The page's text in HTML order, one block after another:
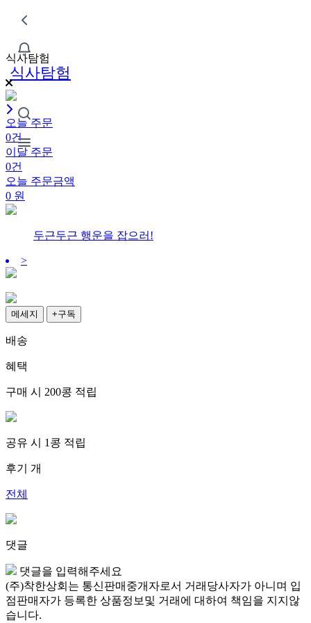
식사탐험
식사탐험
오늘 주문
0건
이달 주문
0건
오늘 주문금액
0 원
두근두근 행운을 잡으러!
>
메세지 +구독
배송
혜택
구매 시 200콩 적립
공유 시 1콩 적립
후기 개
전체
댓글
댓글을 입력해주세요
(주)착한상회는 통신판매중개자로서 거래당사자가 아니며 입
점판매자가 등록한 상품정보및 거래에 대하여 책임을 지지않
습니다.